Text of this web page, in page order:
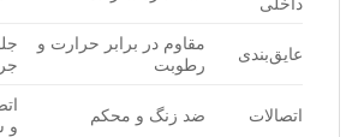
عایق‌بندی
مقاوم در برابر حرارت و
رطوبت
اتصالات ضد زنگ و محکم
و